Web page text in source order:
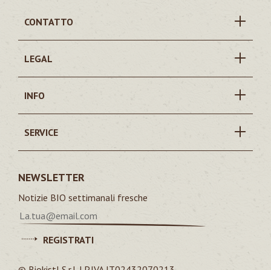
CONTATTO
LEGAL
INFO
SERVICE
NEWSLETTER
Notizie BIO settimanali fresche
REGISTRATI